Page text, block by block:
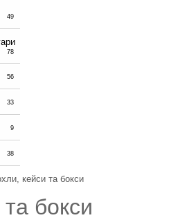
49
78
56
33
9
38
кейси та бокси
бокси